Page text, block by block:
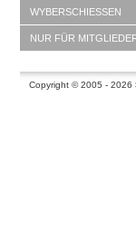
WYBERSCHIESSEN
NUR FÜR
Copyright © 2005 - 2026